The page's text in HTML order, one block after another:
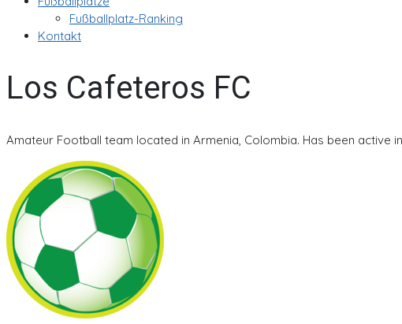
Fußballplatz-Ranking
Kontakt
Los Cafeteros FC
Amateur Football team located in Armenia, Colombia. Has been active